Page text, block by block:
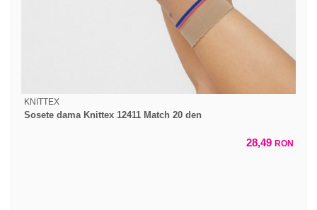
KNITTEX
Sosete dama Knittex 12411 Match 20 den
28,49 RON